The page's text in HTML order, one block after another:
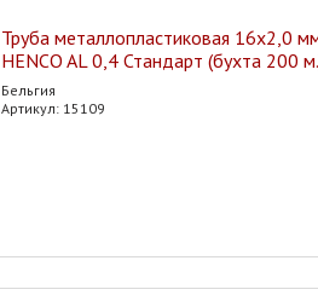
Труба металлопластиковая 16х2,0
HENCO AL 0,4 Стандарт (бухта 200
Бельгия
Артикул: 15109